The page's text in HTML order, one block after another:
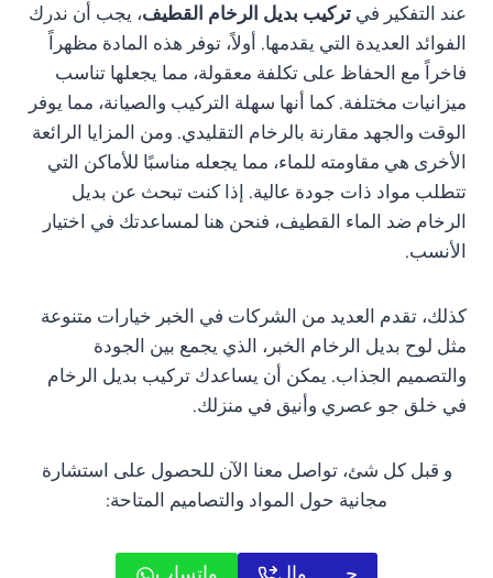
عند التفكير فيتركيب بديل الرخام القطيف، يجب أن ندرك
الفوائد العديدة التي يقدمها. أولاً، توفر هذه المادة مظهراً
فاخراً مع الحفاظ على تكلفة معقولة، مما يجعلها تناسب
ميزانيات مختلفة. كما أنها سهلة التركيب والصيانة، مما يوفر
الوقت والجهد مقارنة بالرخام التقليدي. ومن المزايا الرائعة
الأخرى هي مقاومته للماء، مما يجعله مناسبًا للأماكن التي
تتطلب مواد ذات جودة عالية. إذا كنت تبحث عن بديل
الرخام ضد الماء القطيف، فنحن هنا لمساعدتك في اختيار
الأنسب.
كذلك، تقدم العديد من الشركات في الخبر خيارات متنوعة
مثل لوح بديل الرخام الخبر، الذي يجمع بين الجودة
والتصميم الجذاب. يمكن أن يساعدك تركيب بديل الرخام
في خلق جو عصري وأنيق في منزلك.
و قبل كل شئ، تواصل معنا الآن للحصول على استشارة
مجانية حول المواد والتصاميم المتاحة: